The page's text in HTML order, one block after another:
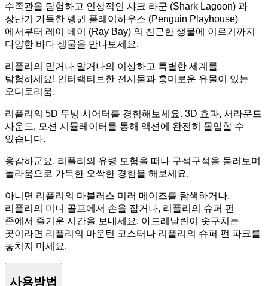
수족관을 탐험하고 인상적인 샤크 라군 (Shark Lagoon) 과
장난기 가득한 펭귄 플레이하우스 (Penguin Playhouse)
에서부터 레이 베이 (Ray Bay) 의 친근한 생물에 이르기까지
다양한 바다 생물을 만나보세요.
리플리의 믿거나 말거나의 이상하고 특별한 세계를
탐험하세요! 인터랙티브한 전시물과 흥미로운 유물이 있는
오디토리움.
리플리의 5D 무빙 시어터를 경험해보세요. 3D 효과, 서라운드
사운드, 모션 시뮬레이터를 통해 액션에 완전히 몰입할 수
있습니다.
용감하군요. 리플리의 유령 모험을 떠나 구석구석을 둘러보며
놀라움으로 가득한 오싹한 경험을 해보세요.
아니면 리플리의 마블러스 미러 메이즈를 탐색하거나,
리플리의 미니 골프에서 손을 잡거나, 리플리의 슈퍼 펀
존에서 즐거운 시간을 보내세요. 아드레날린이 솟구치는
곳이라면 리플리의 마운틴 코스터나 리플리의 슈퍼 펀 파크를
놓치지 마세요.
사용방법